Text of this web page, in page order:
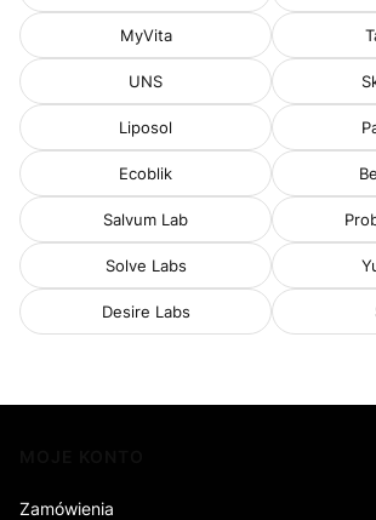
MyVita
UNS
Liposol
Ecoblik
Salvum Lab
Solve Labs
Desire Labs
Zamówienia